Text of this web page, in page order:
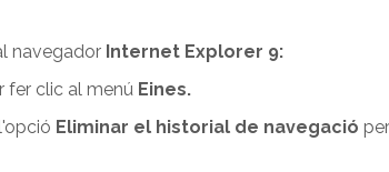
navegador Internet Explorer 9:
fer clic al menú Eines.
Eliminar el historial de navegació